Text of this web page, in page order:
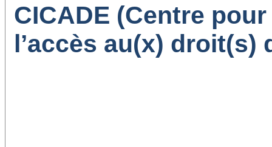
CICADE (Centre
l’accès au(x) droit(s)